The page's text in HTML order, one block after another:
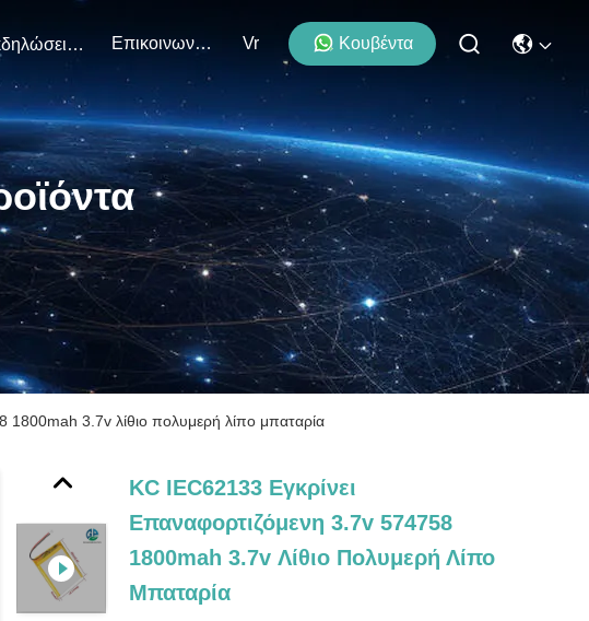
Εκδηλώσεις Επικοινωνήστε Μαζί Μας Vr Κουβέντα
1800mah 3.7v λίθιο πολυμερή λίπο μπαταρία
KC IEC62133 Εγκρίνει
Επαναφορτιζόμενη 3.7v 574758
1800mah 3.7v Λίθιο Πολυμερή Λίπο
Μπαταρία